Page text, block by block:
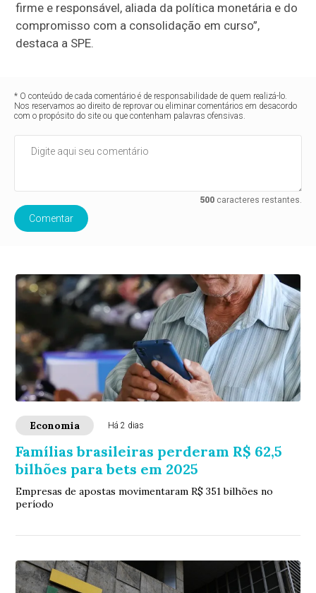
firme e responsável, aliada da política monetária e do
compromisso com a consolidação em curso”,
destaca a SPE.
* O conteúdo de cada comentário é de responsabilidade de quem realizá-lo.
Nos reservamos ao direito de reprovar ou eliminar comentários em desacordo
com o propósito do site ou que contenham palavras ofensivas.
500caracteres restantes.
Comentar
Economia Há 2 dias
Famílias brasileiras perderam R$ 62,5
bilhões para bets em 2025
Empresas de apostas movimentaram R$ 351 bilhões no
período